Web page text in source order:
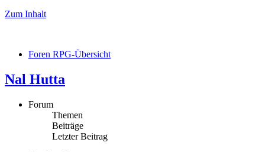
Zum Inhalt
Foren RPG-Übersicht
Nal Hutta
Forum
Themen
Beiträge
Letzter Beitrag